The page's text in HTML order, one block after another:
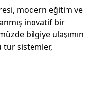
modern eğitim ve
inovatif bir
bilgiye ulaşımın
tür sistemler,